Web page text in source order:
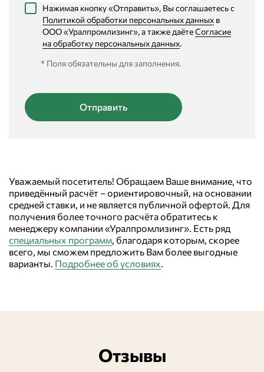
Нажимая кнопку «Отправить», Вы соглашаетесь с
Политикой обработки персональных данных
ООО «Уралпромлизинг», а также даётеСогласие
на обработку персональных данных.
* Поля обязательны для заполнения.
Уважаемый посетитель! Обращаем Ваше внимание, что
приведённый расчёт – ориентировочный, на основании
средней ставки, и не является публичной офертой. Для
получения более точного расчёта обратитесь к
менеджеру компании «Уралпромлизинг». Есть ряд
специальных программ, благодаря которым, скорее
всего, мы сможем предложить Вам более выгодные
варианты.
Подробнее об условиях.
Отзывы